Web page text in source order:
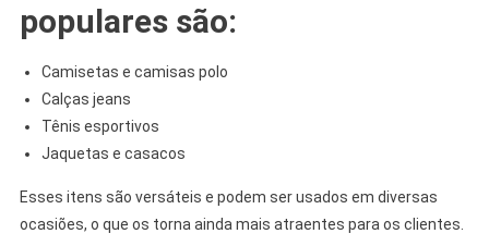
populares são:
Camisetas e camisas polo
Calças jeans
Tênis esportivos
Jaquetas e casacos
Esses itens são versáteis e podem ser usados em diversas
ocasiões, o que os torna ainda mais atraentes para os clientes.